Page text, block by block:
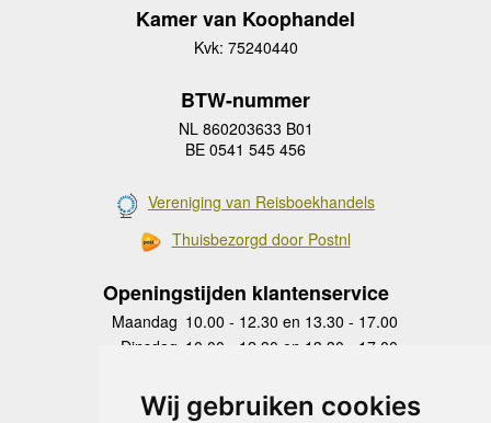
Wij gebruiken cookies
Kamer van Koophandel
Kvk: 75240440
BTW-nummer
NL 860203633 B01
BE 0541 545 456
Vereniging van Reisboekhandels
Thuisbezorgd door Postnl
Openingstijden klantenservice
Maandag 10.00 - 12.30 en 13.30 - 17.00
Dinsdag 10.00 - 12.30 en 13.30 - 17.00
Donderdag
10.00 - 12.30 en 13.30 - 17.00